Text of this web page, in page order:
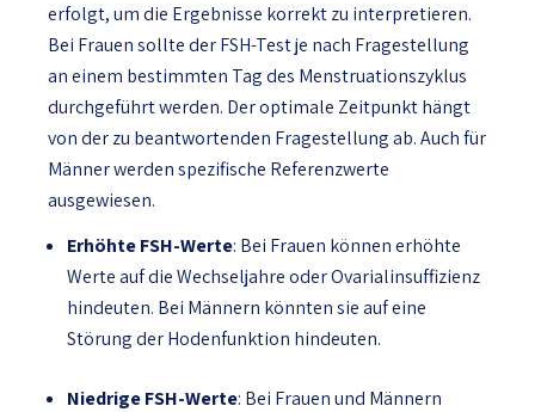
erfolgt, um die Ergebnisse korrekt zu interpretieren.
Bei Frauen sollte der FSH-Test je nach Fragestellung
an einem bestimmten Tag des Menstruationszyklus
durchgeführt werden. Der optimale Zeitpunkt hängt
von der zu beantwortenden Fragestellung ab. Auch für
Männer werden spezifische Referenzwerte
ausgewiesen.
Erhöhte FSH-Werte: Bei Frauen können erhöhte
Werte auf die Wechseljahre oder Ovarialinsuffizienz
hindeuten. Bei Männern könnten sie auf eine
Störung der Hodenfunktion hindeuten.
Niedrige FSH-Werte: Bei Frauen und Männern